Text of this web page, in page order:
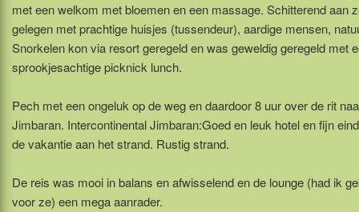
met een welkom met bloemen en een massage. Schitterend aan
gelegen met prachtige huisjes (tussendeur), aardige mensen,
Snorkelen kon via resort geregeld en was geweldig geregeld met
sprookjesachtige picknick lunch.
Pech met een ongeluk op de weg en daardoor 8 uur over de rit
Jimbaran. Intercontinental Jimbaran:Goed en leuk hotel en fijn
de vakantie aan het strand. Rustig strand.
De reis was mooi in balans en afwisselend en de lounge (had ik
voor ze) een mega aanrader.